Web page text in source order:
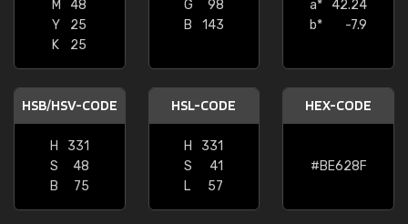
M
48
Y
25
K
25
G
98
B
143
a*
42.24
b*
-7.9
HSB/HSV-CODE
H
331
S
48
B
75
HSL-CODE
H
331
S
41
L
57
HEX-CODE
#BE628F